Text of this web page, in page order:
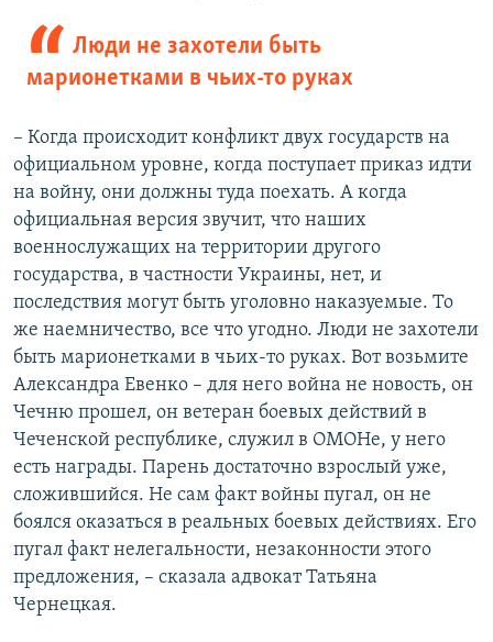
Люди не захотели быть
марионетками в чьих-то руках
– Когда происходит конфликт двух государств на
официальном уровне, когда поступает приказ идти
на войну, они должны туда поехать. А когда
официальная версия звучит, что наших
военнослужащих на территории другого
государства, в частности Украины, нет, и
последствия могут быть уголовно наказуемые. То
же наемничество, все что угодно. Люди не захотели
быть марионетками в чьих-то руках. Вот возьмите
Александра Евенко – для него война не новость, он
Чечню прошел, он ветеран боевых действий в
Чеченской республике, служил в ОМОНе, у него
есть награды. Парень достаточно взрослый уже,
сложившийся. Не сам факт войны пугал, он не
боялся оказаться в реальных боевых действиях. Его
пугал факт нелегальности, незаконности этого
предложения, – сказала адвокат Татьяна
Чернецкая.